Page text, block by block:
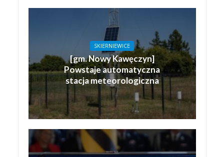
SKIERNIEWICE
[gm. Nowy Kawęczyn]
Powstaje automatyczna
stacja meteorologiczna